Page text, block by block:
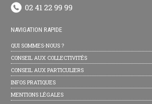
NAVIGATION RAPIDE
QUI SOMMES-NOUS ?
CONSEIL AUX COLLECTIVITÉS
CONSEIL AUX PARTICULIERS
INFOS PRATIQUES
MENTIONS LÉGALES